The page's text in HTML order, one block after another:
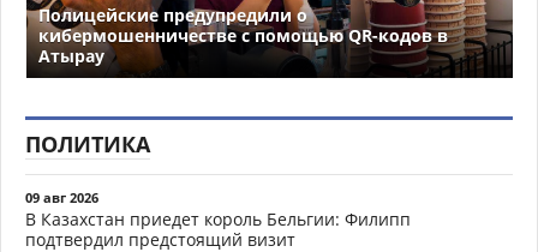
Полицейские предупредили о
кибермошенничестве с помощью QR-кодов в
Атырау
ПОЛИТИКА
09 авг 2026
В Казахстан приедет король Бельгии: Филипп
подтвердил предстоящий визит